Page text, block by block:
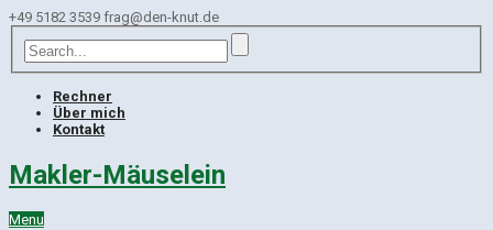
+49 5182 3539 frag@den-knut.de
Rechner
Über mich
Kontakt
Makler-Mäuselein
Menu